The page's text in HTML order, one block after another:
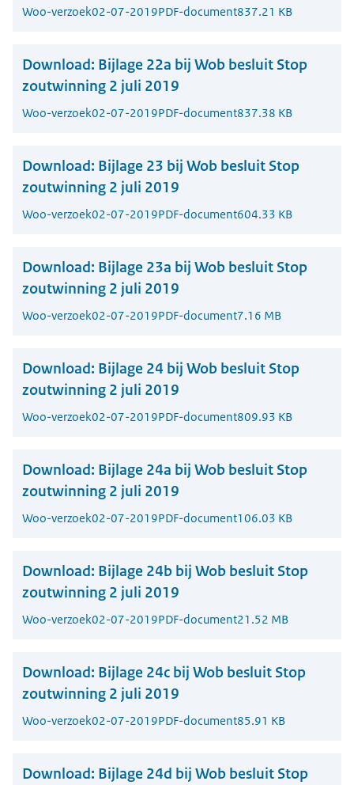
Woo-verzoek02-07-2019PDF-document837.21 KB
Download: Bijlage 22a bij Wob besluit Stop
zoutwinning 2 juli 2019
Woo-verzoek02-07-2019PDF-document837.38 KB
Download: Bijlage 23 bij Wob besluit Stop
zoutwinning 2 juli 2019
Woo-verzoek02-07-2019PDF-document604.33 KB
Download: Bijlage 23a bij Wob besluit Stop
zoutwinning 2 juli 2019
Woo-verzoek02-07-2019PDF-document7.16 MB
Download: Bijlage 24 bij Wob besluit Stop
zoutwinning 2 juli 2019
Woo-verzoek02-07-2019PDF-document809.93 KB
Download: Bijlage 24a bij Wob besluit Stop
zoutwinning 2 juli 2019
Woo-verzoek02-07-2019PDF-document106.03 KB
Download: Bijlage 24b bij Wob besluit Stop
zoutwinning 2 juli 2019
Woo-verzoek02-07-2019PDF-document21.52 MB
Download: Bijlage 24c bij Wob besluit Stop
zoutwinning 2 juli 2019
Woo-verzoek02-07-2019PDF-document85.91 KB
Download: Bijlage 24d bij Wob besluit Stop